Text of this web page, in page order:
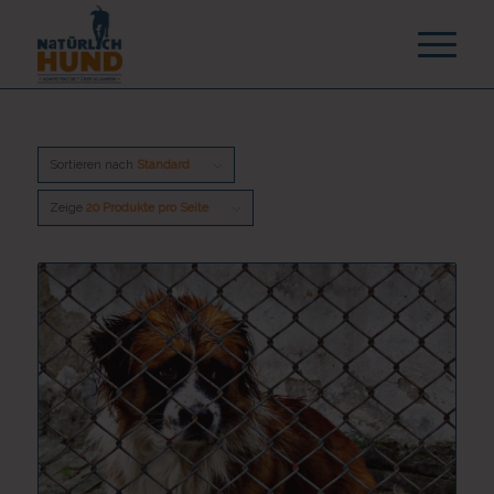
Sortieren nach Standard
Zeige 20 Produkte pro Seite